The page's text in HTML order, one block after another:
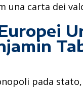
carta dei
pada stato,